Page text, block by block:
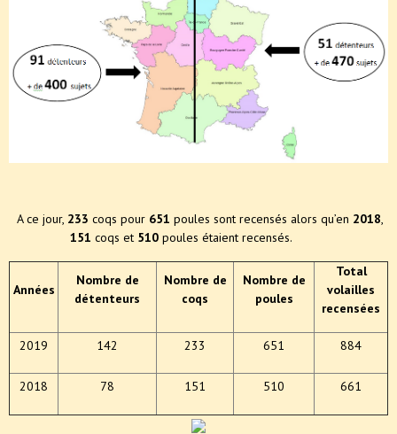
A ce jour, 233 coqs pour 651 poules sont recensés alors qu’en 2018,
151 coqs et 510 poules étaient recensés.
Années
Nombre de
détenteurs
Nombre de
coqs
Nombre de
poules
Total
volailles
recensées
2019 142 233 651 884
2018 78 151 510 661